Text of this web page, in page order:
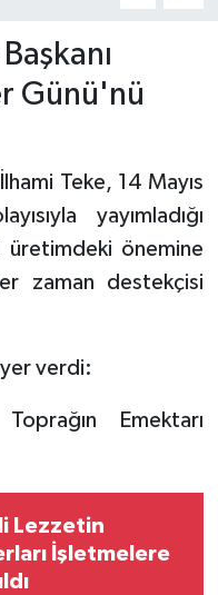
Günü'nü
Teke, 14 Mayıs
yayımladığı
üretimdeki önemine
zaman destekçisi
verdi:
Emektarı
Lezzetin
İşletmelere